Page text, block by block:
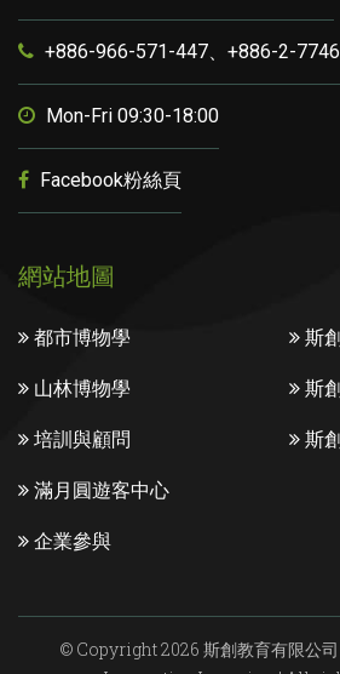
+886-966-571-447、+886-2-
Mon-Fri 09:30-18:00
Facebook粉絲頁
網站地圖
都市博物學
山林博物學
培訓與顧問
滿月圓遊客中心
企業參與
斯
斯
斯
© Copyright 2026 斯創教育有限公